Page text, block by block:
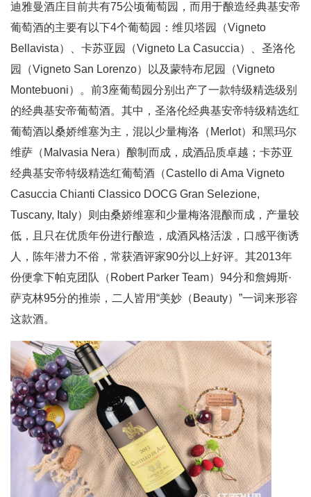
迪雅曼酒庄目前共有75公顷葡萄园，而用于酿造经典基安帝
葡萄酒的主要有以下4个葡萄园：维贝塔园（Vigneto
Bellavista）、卡苏亚园（Vigneto La Casuccia）、圣洛伦
园（Vigneto San Lorenzo）以及蒙特布尼园（Vigneto
Montebuoni）。前3座葡萄园分别出产了一款特级精选级别
的经典基安帝葡萄酒。其中，圣洛伦经典基安帝特级精选红
葡萄酒以桑娇维塞为主，混以少量梅洛（Merlot）和黑玛尔
维萨（Malvasia Nera）酿制而成，成酒品质卓越；卡苏亚
经典基安帝特级精选红葡萄酒（Castello di Ama Vigneto
Casuccia Chianti Classico DOCG Gran Selezione,
Tuscany, Italy）则由桑娇维塞和少量梅洛混酿而成，产量较
低，且只在优质年份进行酿造，成酒风格活泼，口感平衡诱
人，陈年潜力不俗，常获酒评家90分以上好评。其2013年
份便拿下帕克团队（Robert Parker Team）94分和詹姆斯·
萨克林95分的推崇，二人皆用“美妙（Beauty）”一词来形容
这款酒。